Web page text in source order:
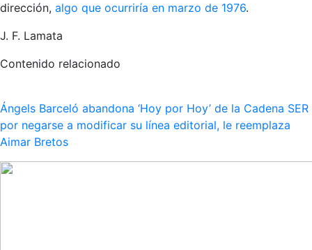
dirección, algo que ocurriría en marzo de 1976.
J. F. Lamata
Contenido relacionado
Ángels Barceló abandona ‘Hoy por Hoy’ de la Cadena SER
por negarse a modificar su línea editorial, le reemplaza
Aimar Bretos